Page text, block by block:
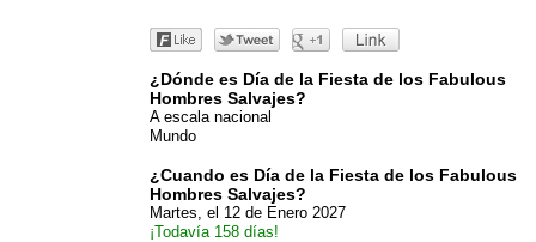
¿Dónde es Día de la Fiesta de los Fabulous
Hombres Salvajes?
A escala nacional
Mundo
¿Cuando es Día de la Fiesta de los Fabulous
Hombres Salvajes?
Martes, el 12 de Enero 2027
¡Todavía 158 días!